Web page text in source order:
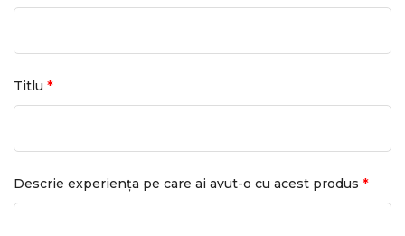
Titlu *
Descrie experiența pe care ai avut-o cu acest produs *